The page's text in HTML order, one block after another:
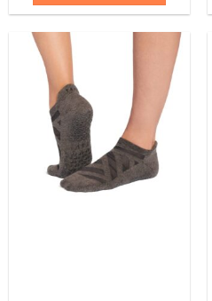
product
heeft
meerdere
variaties.
Deze
gekozen
worden